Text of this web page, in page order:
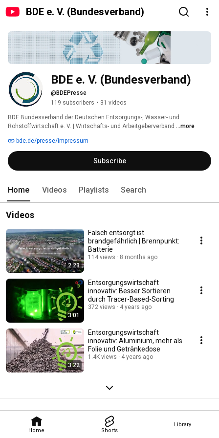
BDE e. V. (Bundesverband)
Home Shorts
Library
BDE e. V. (Bundesverband)
@BDEPresse
119 subscribers • 31 videos
BDE Bundesverband der Deutschen Entsorgungs-, Wasser- und
Rohstoffwirtschaft e. V. | Wirtschafts- und Arbeitgeberverband ...more
bde.de/presse/impressum
Subscribe
Home Videos Playlists Search
Videos
2:23
Falsch entsorgt ist
brandgefährlich | Brennpunkt:
Batterie
114 views 8 months ago
3:01
Entsorgungswirtschaft
innovativ: Besser Sortieren
durch Tracer-Based-Sorting
372 views 4 years ago
3:22
Entsorgungswirtschaft
innovativ: Aluminium, mehr als
Folie und Getränkedose
1.4K views 4 years ago